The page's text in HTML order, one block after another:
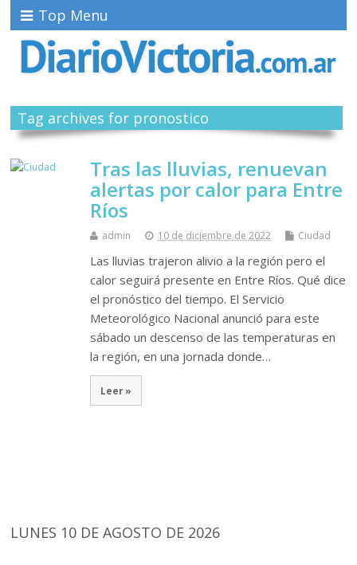
Top Menu
Tag archives for pronostico
Tras las lluvias, renuevan
alertas por calor para Entre
Ríos
admin 10 de diciembre de 2022 Ciudad
Las lluvias trajeron alivio a la región pero el
calor seguirá presente en Entre Ríos. Qué dice
el pronóstico del tiempo. El Servicio
Meteorológico Nacional anunció para este
sábado un descenso de las temperaturas en
la región, en una jornada donde…
Leer »
LUNES 10 DE AGOSTO DE 2026